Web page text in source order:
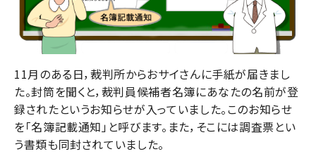
11月のある日，裁判所からおサイさんに手紙が届きまし
た。封筒を聞くと，裁判員候補者名簿にあなたの名前が登
録されたというお知らせが入っていました。このお知らせ
を「名簿記載通知」と呼びます。また，そこには調査票とい
う書類も同封されていました。